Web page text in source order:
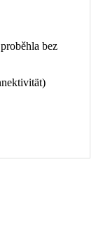
bez